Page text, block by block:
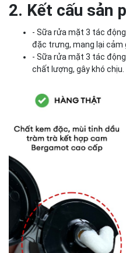
2. Kết cấu sản
- Sữa rửa mặt 3 tác
đặc trưng, mang lại cảm
- Sữa rửa mặt 3 tác
chất lượng, gây khó chịu.